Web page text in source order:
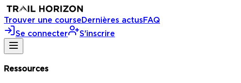
Trouver une courseDernières actusFAQ
Se connecter
S'inscrire
Ressources